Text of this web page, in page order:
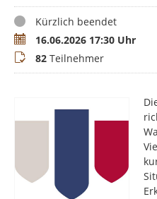
StatusKürzlich beendet
Termin16.06.2026 17:30 Uhr
Teilnehmer
82 Teilnehmer